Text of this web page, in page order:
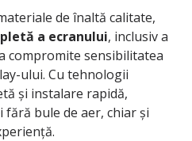
de înaltă calitate,
a ecranului, inclusiv a
compromite sensibilitatea
ului. Cu tehnologii
și instalare rapidă,
bule de aer, chiar și